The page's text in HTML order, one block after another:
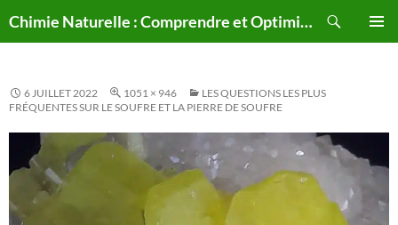
au
Chimie Naturelle : Comprendre et Optimiser le Corps Humain Naturellement
6 JUILLET 2022 1051 × 946
LES QUESTIONS LES PLUS
FRÉQUENTES SUR LE SOUFRE ET LA PIERRE DE SOUFRE